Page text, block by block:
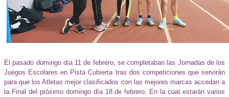
El pasado domingo día 11 de febrero, se completaban las Jornadas de los
Juegos Escolares en Pista Cubierta tras dos competiciones que servirán
para que los Atletas mejor clasificados con las mejores marcas accedan a
la Final del próximo domingo día 18 de febrero. En la cual estarán varios